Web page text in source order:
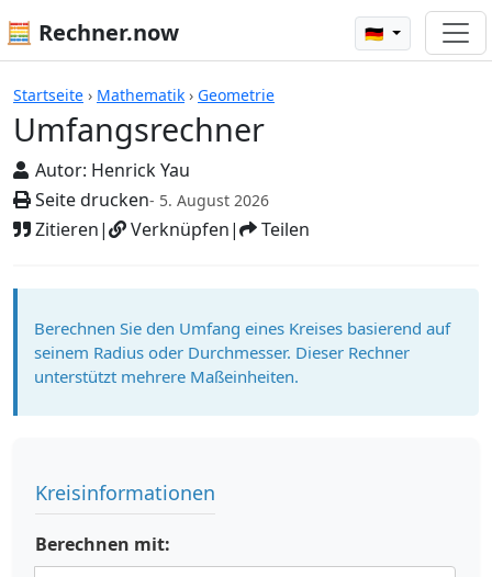
🧮 Rechner.now 🇩🇪
Startseite › Mathematik › Geometrie
Umfangsrechner
Autor: Henrick Yau
Seite drucken- 5. August 2026
Zitieren| Verknüpfen| Teilen
Rechner
Berechnen Sie den Umfang eines Kreises basierend auf
seinem Radius oder Durchmesser. Dieser Rechner
unterstützt mehrere Maßeinheiten.
Kreisinformationen
Berechnen mit: